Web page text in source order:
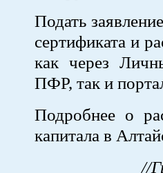
Подать
сертификата и
как через
ПФР, так и
Подробнее о
капитала в
//